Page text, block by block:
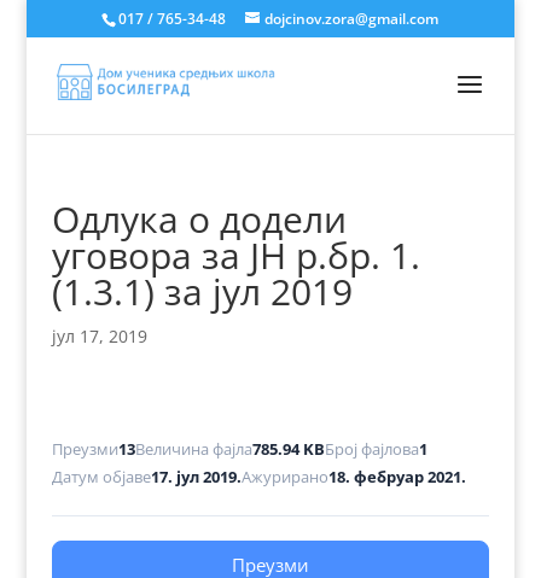
017 / 765-34-48 dojcinov.zora@gmail.com
Одлука о додели
уговора за ЈН р.бр. 1.
(1.3.1) за јул 2019
јул 17, 2019
Преузми13Величина фајла785.94 KBБрој фајлова1
Датум објаве17. јул 2019.Ажурирано18. фебруар 2021.
Преузми